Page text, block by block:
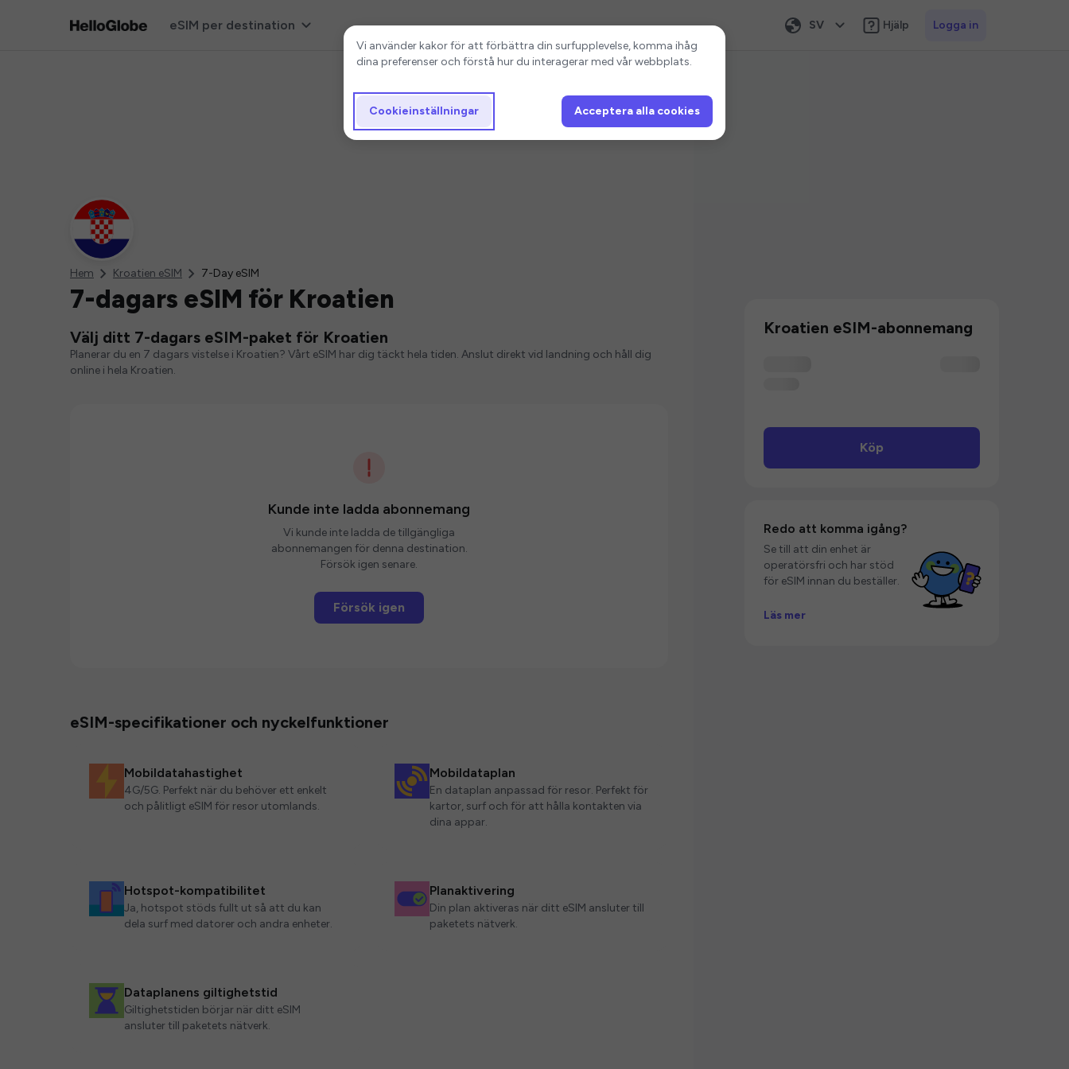
eSIM per destination SV Hjälp Logga in
Hem Kroatien eSIM 7-Day eSIM
7-dagars eSIM för Kroatien
Välj ditt 7-dagars eSIM-paket för Kroatien
Planerar du en 7 dagars vistelse i Kroatien? Vårt eSIM har dig täckt hela tiden. Anslut direkt vid landning och håll dig
online i hela Kroatien.
Kunde inte ladda abonnemang
Vi kunde inte ladda de tillgängliga
abonnemangen för denna destination.
Försök igen senare.
Försök igen
eSIM-specifikationer och nyckelfunktioner
Mobildatahastighet
4G/5G. Perfekt när du behöver ett enkelt
och pålitligt eSIM för resor utomlands.
Mobildataplan
En dataplan anpassad för resor. Perfekt för
kartor, surf och för att hålla kontakten via
dina appar.
Hotspot-kompatibilitet
Ja, hotspot stöds fullt ut så att du kan
dela surf med datorer och andra enheter.
Planaktivering
Din plan aktiveras när ditt eSIM ansluter till
paketets nätverk.
Dataplanens giltighetstid
Giltighetstiden börjar när ditt eSIM
ansluter till paketets nätverk.
Kroatien eSIM-abonnemang
Köp
Redo att komma igång?
Se till att din enhet är
operatörsfri och har stöd
för eSIM innan du beställer.
Läs mer
Cookieinställningar
Vi använder kakor för att förbättra din surfupplevelse, komma ihåg
dina preferenser och förstå hur du interagerar med vår webbplats.
Cookieinställningar Acceptera alla cookies